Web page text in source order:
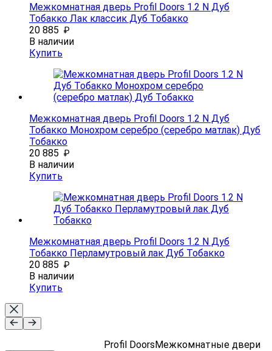
Межкомнатная дверь Profil Doors 1.2 N Дуб
Тобакко Лак классик Дуб Тобакко
20 885 ₽
В наличии
Купить
Межкомнатная дверь Profil Doors 1.2 N Дуб
Тобакко Монохром серебро (серебро матлак) Дуб
Тобакко
20 885 ₽
В наличии
Купить
Межкомнатная дверь Profil Doors 1.2 N Дуб
Тобакко Перламутровый лак Дуб Тобакко
20 885 ₽
В наличии
Купить
Profil DoorsМежкомнатные двери